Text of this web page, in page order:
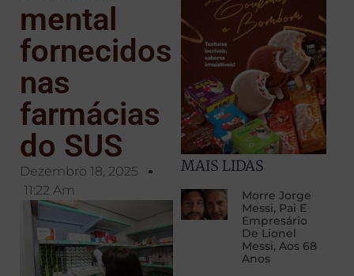
mental
fornecidos
nas
farmácias
do SUS
Dezembro 18, 2025
11:22 Am
MAIS LIDAS
Morre Jorge
Messi, Pai E
Empresário
De Lionel
Messi, Aos 68
Anos